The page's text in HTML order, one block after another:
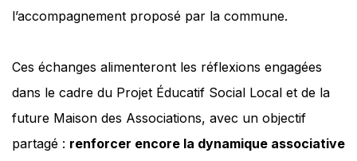
l’accompagnement proposé par la commune.
Ces échanges alimenteront les réflexions engagées
dans le cadre du Projet Éducatif Social Local et de la
future Maison des Associations, avec un objectif
partagé : renforcer encore la dynamique associative